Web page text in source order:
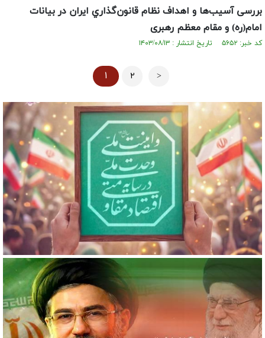
بررسی آسيب‌ها و اهداف نظام قانون‌گذاري ايران در بیانات
امام(ره) و مقام معظم رهبری
کد خبر: ۵۶۵۲ تاریخ انتشار : ۱۴۰۳/۰۸/۱۳
۱ ۲ >